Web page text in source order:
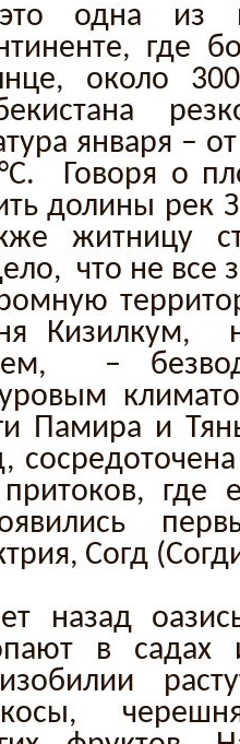
одна из
где
около
января –
Говоря о
долины рек
житницу
что не все
Кизилкум,
–
Памира и
где
Согд
назад
в садах